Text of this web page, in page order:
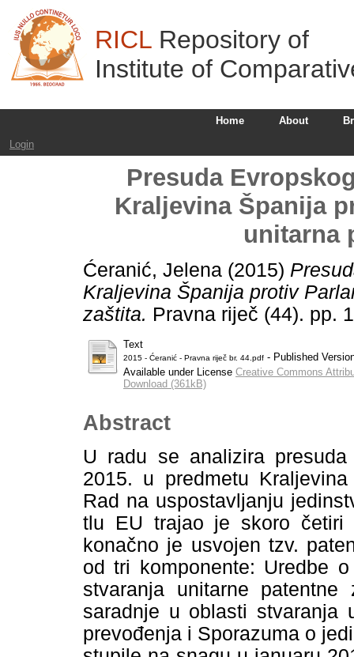
RICL Repository of
Institute of
Home About
Login
Presuda
Kraljevina Španija
unitarna
Ćeranić, Jelena (2015)
Kraljevina Španija protiv
zaštita. Pravna riječ (44). pp.
Text
2015 - Ćeranić - Pravna riječ br. 44.pdf - Published
Available under License Creative Commons
Download (361kB)
Abstract
U radu se analizira
2015. u predmetu
Rad na uspostavlјanju
tlu EU trajao je skoro četiri
konačno je usvojen tzv.
od tri komponente: Uredbe
stvaranja unitarne
saradnje u oblasti stvaranja
prevođenja i Sporazuma o